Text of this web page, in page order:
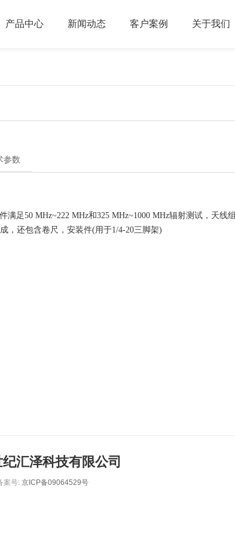
产品中心 新闻动态 客户案例 关于我们
参数
足50 MHz~222 MHz和325 MHz~1000 MHz辐射测试，天线组
，还包含卷尺，安装件(用于1/4-20三脚架)
汇泽科技有限公司
案号: 京ICP备09064529号